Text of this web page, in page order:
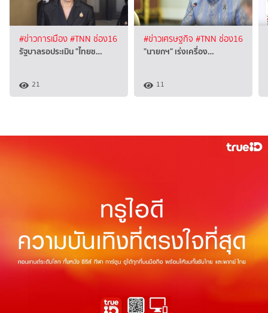
#ข่าวการเมือง#TNN ช่อง16
รัฐบาลรอประเมิน "ไทยช…
21
#ข่าวเศรษฐกิจ #TNN ช่อง16
"นายกฯ" เร่งเครื่อง…
11